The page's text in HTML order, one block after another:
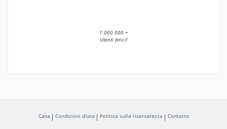
1 000 000 +
Utenti felici!
Casa Condizioni d'uso Politica sulla riservatezza Contatto